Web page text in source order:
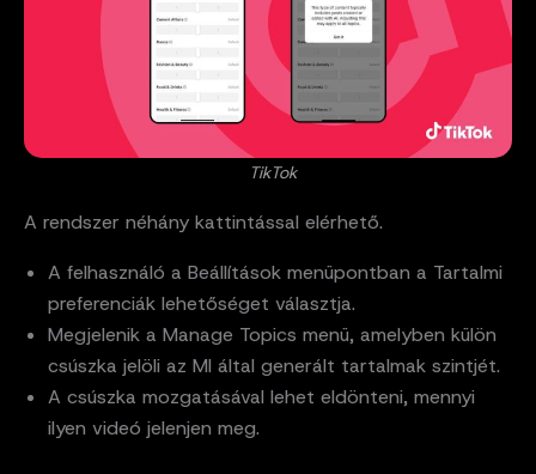
TikTok
A rendszer néhány kattintással elérhető.
A felhasználó a Beállítások menüpontban a Tartalmi
preferenciák lehetőséget választja.
Megjelenik a Manage Topics menü, amelyben külön
csúszka jelöli az MI által generált tartalmak szintjét.
A csúszka mozgatásával lehet eldönteni, mennyi
ilyen videó jelenjen meg.